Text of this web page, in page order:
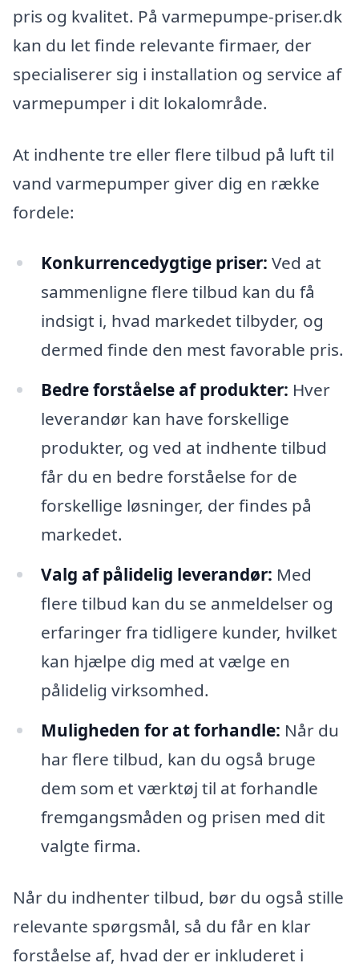
pris og kvalitet. På varmepumpe-priser.dk
kan du let finde relevante firmaer, der
specialiserer sig i installation og service af
varmepumper i dit lokalområde.
At indhente tre eller flere tilbud på luft til
vand varmepumper giver dig en række
fordele:
Konkurrencedygtige priser: Ved at
sammenligne flere tilbud kan du få
indsigt i, hvad markedet tilbyder, og
dermed finde den mest favorable pris.
Bedre forståelse af produkter: Hver
leverandør kan have forskellige
produkter, og ved at indhente tilbud
får du en bedre forståelse for de
forskellige løsninger, der findes på
markedet.
Valg af pålidelig leverandør: Med
flere tilbud kan du se anmeldelser og
erfaringer fra tidligere kunder, hvilket
kan hjælpe dig med at vælge en
pålidelig virksomhed.
Muligheden for at forhandle: Når du
har flere tilbud, kan du også bruge
dem som et værktøj til at forhandle
fremgangsmåden og prisen med dit
valgte firma.
Når du indhenter tilbud, bør du også stille
relevante spørgsmål, så du får en klar
forståelse af, hvad der er inkluderet i